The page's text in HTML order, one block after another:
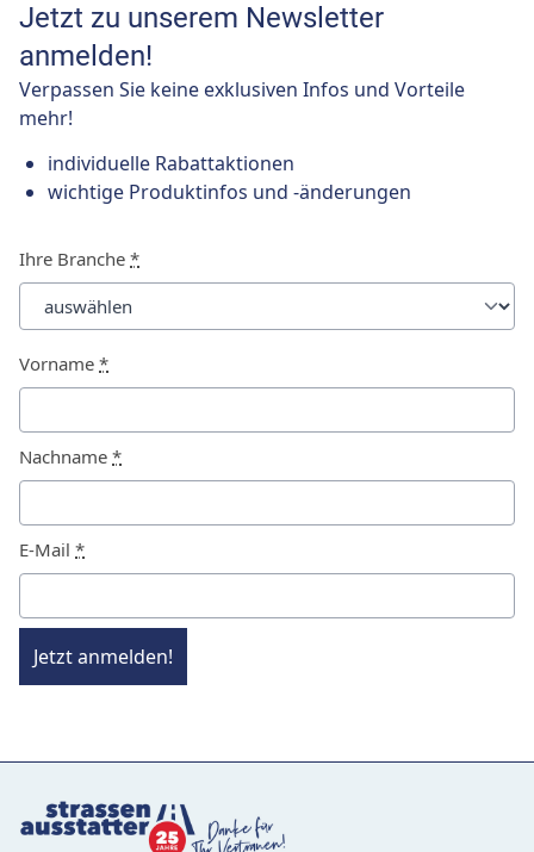
Jetzt zu unserem Newsletter
anmelden!
Verpassen Sie keine exklusiven Infos und Vorteile
mehr!
individuelle Rabattaktionen
wichtige Produktinfos und -änderungen
Ihre Branche *
Vorname *
Nachname *
E-Mail *
Jetzt anmelden!